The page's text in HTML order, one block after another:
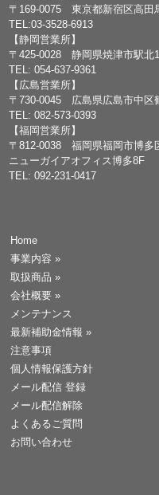
〒169-0075 東京都新宿区高田
TEL:03-3528-6913
【静岡営業所】
〒425-0028 静岡県焼津市駅北
TEL: 054-637-9361
【広島営業所】
〒730-0045 広島県広島市中区
TEL: 082-573-0393
【福岡営業所】
〒812-0038 福岡県福岡市博多
ニューガイアオフィス博多8F
TEL: 092-231-0417
Home
事業内容 »
取扱商品 »
会社概要 »
メンテナンス
最新補助金情報 »
注意事項
個人情報保護方針
メール配信 登録
メール配信解除
よくあるご質問
お問い合わせ